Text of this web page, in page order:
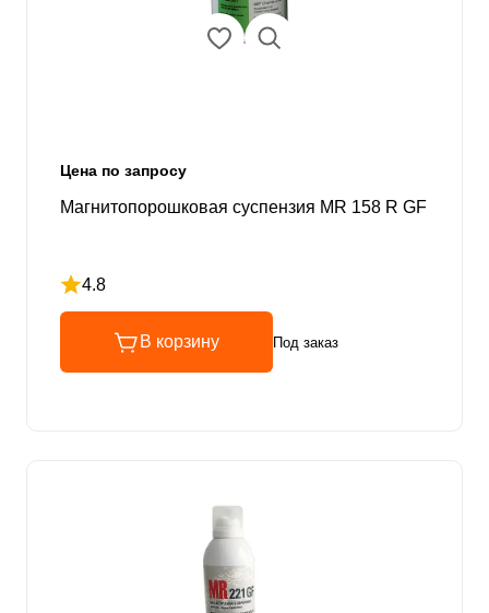
Цена по запросу
Магнитопорошковая суспензия MR 158 R GF
4.8
Рейтинг 4.8 из 5
В корзину Под заказ